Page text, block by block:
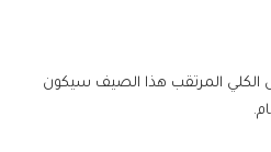
المرتقب هذا الصيف سيكون